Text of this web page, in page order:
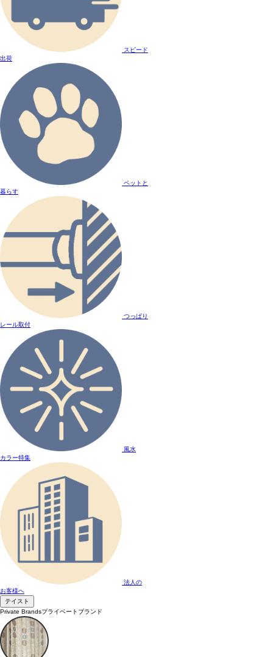
スピード
出荷
ペットと
暮らす
つっぱり
レール取付
風水
カラー特集
法人の
お客様へ
テイスト
Private Brandsプライベートブランド